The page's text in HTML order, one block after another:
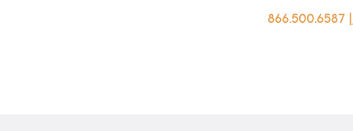
866.500.6587